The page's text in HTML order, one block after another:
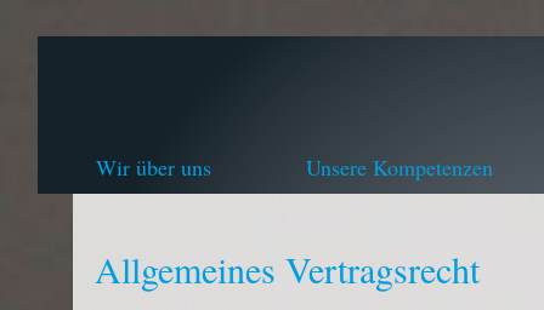
Wir über uns Unsere Kompetenzen
Allgemeines Vertragsrecht